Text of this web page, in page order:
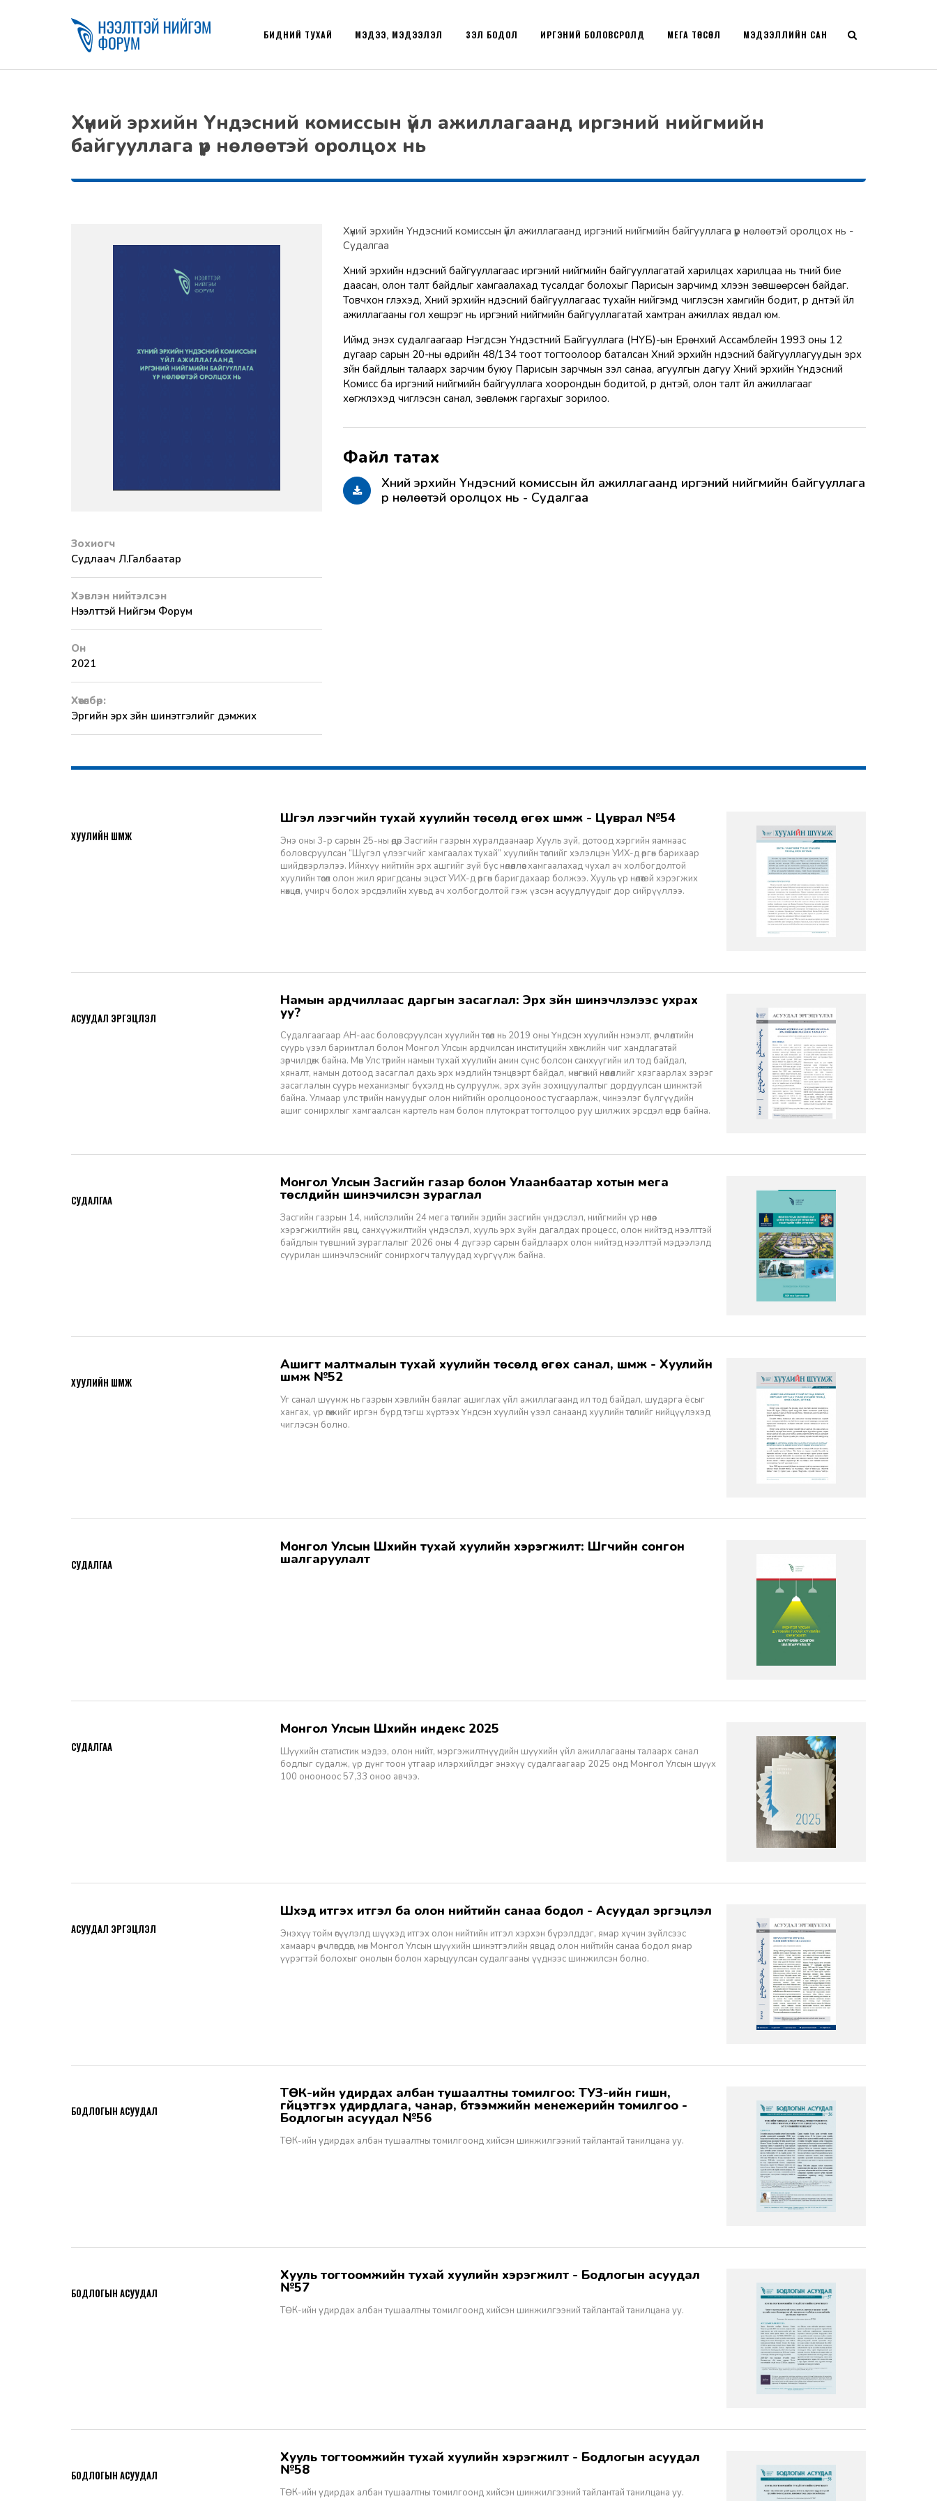
БИДНИЙ ТУХАЙ МЭДЭЭ, МЭДЭЭЛЭЛ ҮЗЭЛ БОДОЛ ИРГЭНИЙ БОЛОВСРОЛД МЭДЭЭЛЛИЙН САН
МЕГА ТӨСӨЛ
Хүний эрхийн Үндэсний комиссын үйл ажиллагаанд иргэний нийгмийн
байгууллага үр нөлөөтэй оролцох нь
Зохиогч
Судлаач Л.Галбаатар
Хэвлэн нийтэлсэн
Нээлттэй Нийгэм Форум
Он
2021
Хөтөлбөр:
Эрүүгийн эрх зүйн шинэтгэлийг дэмжих
Хүний эрхийн Үндэсний комиссын үйл ажиллагаанд иргэний нийгмийн байгууллага үр нөлөөтэй оролцох нь -
Судалгаа
Хүний эрхийн үндэсний байгууллагаас иргэний нийгмийн байгууллагатай харилцах харилцаа нь түүний бие
даасан, олон талт байдлыг хамгаалахад тусалдаг болохыг Парисын зарчимд хүлээн зөвшөөрсөн байдаг.
Товчхон үгүүлэхэд, Хүний эрхийн үндэсний байгууллагаас тухайн нийгэмд чиглэсэн хамгийн бодит, үр дүнтэй үйл
ажиллагааны гол хөшүүрэг нь иргэний нийгмийн байгууллагатай хамтран ажиллах явдал юм.
Иймд энэхүү судалгаагаар Нэгдсэн Үндэстний Байгууллага (НҮБ)-ын Ерөнхий Ассамблейн 1993 оны 12
дугаар сарын 20-ны өдрийн 48/134 тоот тогтоолоор баталсан Хүний эрхийн үндэсний байгууллагуудын эрх
зүйн байдлын талаарх зарчим буюу Парисын зарчмын үзэл санаа, агуулгын дагуу Хүний эрхийн Үндэсний
Комисс ба иргэний нийгмийн байгууллага хоорондын бодитой, үр дүнтэй, олон талт үйл ажиллагааг
хөгжүүлэхэд чиглэсэн санал, зөвлөмж гаргахыг зорилоо.
Хүний эрхийн Үндэсний комиссын үйл ажиллагаанд иргэний нийгмийн байгууллага
үр нөлөөтэй оролцох нь - Судалгаа
Шүгэл үлээгчийн тухай хуулийн төсөлд өгөх шүүмж - Цуврал №54
Энэ оны 3-р сарын 25-ны өдөр Засгийн газрын хуралдаанаар Хууль зүй, дотоод хэргийн яамнаас
боловсруулсан “Шүгэл үлээгчийг хамгаалах тухай” хуулийн төслийг хэлэлцэн УИХ-д өргөн барихаар
шийдвэрлэлээ. Ийнхүү нийтийн эрх ашгийг зүй бус нөлөөллөөс хамгаалахад чухал ач холбогдолтой
хуулийн төсөл олон жил яригдсаны эцэст УИХ-д өргөн баригдахаар болжээ. Хууль үр нөлөөтэй хэрэгжих
нөхцөл, учирч болох эрсдэлийн хувьд ач холбогдолтой гэж үзсэн асуудлуудыг дор сийрүүллээ.
ХУУЛИЙН ШҮҮМЖ
Намын ардчиллаас даргын засаглал: Эрх зүйн шинэчлэлээс ухрах
уу?
Судалгаагаар АН-аас боловсруулсан хуулийн төсөл нь 2019 оны Үндсэн хуулийн нэмэлт, өөрчлөлтийн
суурь үзэл баримтлал болон Монгол Улсын ардчилсан институцийн хөгжлийн чиг хандлагатай
зөрчилдөж байна. Мөн Улс төрийн намын тухай хуулийн амин сүнс болсон санхүүгийн ил тод байдал,
хяналт, намын дотоод засаглал дахь эрх мэдлийн тэнцвэрт байдал, мөнгөний нөлөөллийг хязгаарлах зэрэг
засаглалын суурь механизмыг бүхэлд нь сулруулж, эрх зүйн зохицуулалтыг дордуулсан шинжтэй
байна. Улмаар улс төрийн намуудыг олон нийтийн оролцооноос тусгаарлаж, чинээлэг бүлгүүдийн
ашиг сонирхлыг хамгаалсан картель нам болон плутократ тогтолцоо руу шилжих эрсдэл өндөр байна.
АСУУДАЛ ЭРГЭЦҮҮЛЭЛ
Монгол Улсын Засгийн газар болон Улаанбаатар хотын мега
төслүүдийн шинэчилсэн зураглал
Засгийн газрын 14, нийслэлийн 24 мега төслийн эдийн засгийн үндэслэл, нийгмийн үр нөлөө,
хэрэгжилтийн явц, санхүүжилтийн үндэслэл, хууль эрх зүйн дагалдах процесс, олон нийтэд нээлттэй
байдлын түвшний зураглалыг 2026 оны 4 дүгээр сарын байдлаарх олон нийтэд нээлттэй мэдээлэлд
суурилан шинэчлэснийг сонирхогч талуудад хүргүүлж байна.
СУДАЛГАА
Ашигт малтмалын тухай хуулийн төсөлд өгөх санал, шүүмж - Хуулийн
шүүмж №52
Уг санал шүүмж нь газрын хэвлийн баялаг ашиглах үйл ажиллагаанд ил тод байдал, шударга ёсыг
хангах, үр өгөөжийг иргэн бүрд тэгш хүртээх Үндсэн хуулийн үзэл санаанд хуулийн төслийг нийцүүлэхэд
чиглэсэн болно.
ХУУЛИЙН ШҮҮМЖ
Монгол Улсын Шүүхийн тухай хуулийн хэрэгжилт: Шүүгчийн сонгон
шалгаруулалт
СУДАЛГАА
Монгол Улсын Шүүхийн индекс 2025
Шүүхийн статистик мэдээ, олон нийт, мэргэжилтнүүдийн шүүхийн үйл ажиллагааны талаарх санал
бодлыг судалж, үр дүнг тоон утгаар илэрхийлдэг энэхүү судалгаагаар 2025 онд Монгол Улсын шүүх
100 онооноос 57,33 оноо авчээ.
СУДАЛГАА
Шүүхэд итгэх итгэл ба олон нийтийн санаа бодол - Асуудал эргэцүүлэл
Энэхүү тойм өгүүлэлд шүүхэд итгэх олон нийтийн итгэл хэрхэн бүрэлддэг, ямар хүчин зүйлсээс
хамаарч өөрчлөгддөг, мөн Монгол Улсын шүүхийн шинэтгэлийн явцад олон нийтийн санаа бодол ямар
үүрэгтэй болохыг онолын болон харьцуулсан судалгааны үүднээс шинжилсэн болно.
АСУУДАЛ ЭРГЭЦҮҮЛЭЛ
ТӨК-ийн удирдах албан тушаалтны томилгоо: ТУЗ-ийн гишүүн,
гүйцэтгэх удирдлага, чанар, бүтээмжийн менежерийн томилгоо -
Бодлогын асуудал №56
ТӨК-ийн удирдах албан тушаалтны томилгоонд хийсэн шинжилгээний тайлантай танилцана уу.
БОДЛОГЫН АСУУДАЛ
Хууль тогтоомжийн тухай хуулийн хэрэгжилт - Бодлогын асуудал
№57
ТӨК-ийн удирдах албан тушаалтны томилгоонд хийсэн шинжилгээний тайлантай танилцана уу.
БОДЛОГЫН АСУУДАЛ
Хууль тогтоомжийн тухай хуулийн хэрэгжилт - Бодлогын асуудал
№58
ТӨК-ийн удирдах албан тушаалтны томилгоонд хийсэн шинжилгээний тайлантай танилцана уу.
БОДЛОГЫН АСУУДАЛ